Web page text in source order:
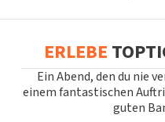
ERLEBE
Ein Abend, den du nie
einem fantastischen
guten